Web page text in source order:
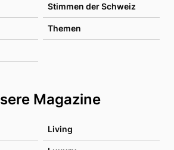
Stimmen der Schweiz
Themen
Magazine
Living